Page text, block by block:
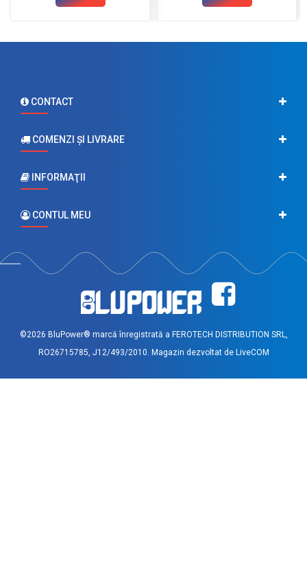
CONTACT
COMENZI ŞI LIVRARE
INFORMAŢII
CONTUL MEU
©2026 BluPower® marcă înregistrată a FEROTECH DISTRIBUTION SRL,
RO26715785, J12/493/2010. Magazin dezvoltat de LiveCOM